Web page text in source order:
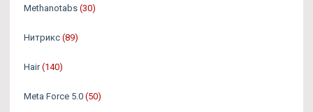
Methanotabs (30)
Нитрикс (89)
Hair (140)
Meta Force 5.0 (50)